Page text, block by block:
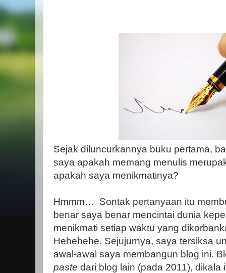
Sejak diluncurkannya buku pertama,
saya apakah memang menulis
apakah saya menikmatinya?
Hmmm…
Sontak pertanyaan itu
benar saya benar mencintai dunia
menikmati setiap waktu yang
Hehehehe. Sejujurnya, saya tersiksa
awal-awal saya membangun blog ini.
paste dari blog lain (pada 2011), dikala